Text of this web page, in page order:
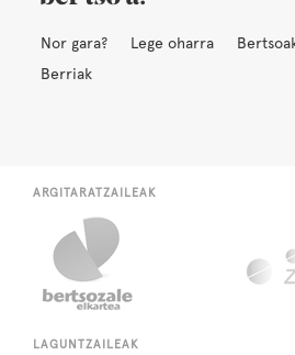
Nor gara? Lege oharra
Berriak
ARGITARATZAILEAK
LAGUNTZAILEAK